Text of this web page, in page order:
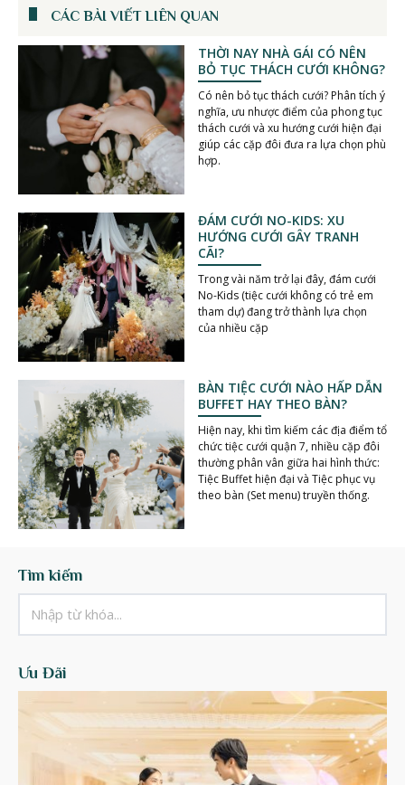
CÁC BÀI VIẾT LIÊN QUAN
THỜI NAY NHÀ GÁI CÓ NÊN
BỎ TỤC THÁCH CƯỚI KHÔNG?
Có nên bỏ tục thách cưới? Phân tích ý
nghĩa, ưu nhược điểm của phong tục
thách cưới và xu hướng cưới hiện đại
giúp các cặp đôi đưa ra lựa chọn phù
hợp.
ĐÁM CƯỚI NO-KIDS: XU
HƯỚNG CƯỚI GÂY TRANH
CÃI?
Trong vài năm trở lại đây, đám cưới
No-Kids (tiệc cưới không có trẻ em
tham dự) đang trở thành lựa chọn
của nhiều cặp
BÀN TIỆC CƯỚI NÀO HẤP DẪN
BUFFET HAY THEO BÀN?
Hiện nay, khi tìm kiếm các địa điểm tổ
chức tiệc cưới quận 7, nhiều cặp đôi
thường phân vân giữa hai hình thức:
Tiệc Buffet hiện đại và Tiệc phục vụ
theo bàn (Set menu) truyền thống.
Tìm kiếm
Ưu Đãi